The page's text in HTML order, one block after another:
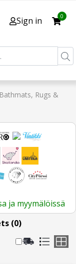
Sign in 0
Bathmats, Rugs &
ja myymälöissä
(0)